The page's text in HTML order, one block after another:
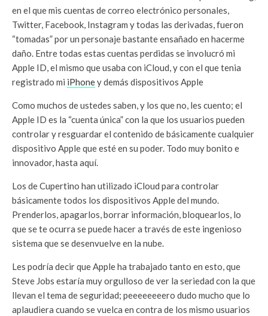
en el que mis cuentas de correo electrónico personales,
Twitter, Facebook, Instagram y todas las derivadas, fueron
“tomadas” por un personaje bastante ensañado en hacerme
daño. Entre todas estas cuentas perdidas se involucró mi
Apple ID, el mismo que usaba con iCloud, y con el que tenia
registrado mi iPhoney demás dispositivos Apple
Como muchos de ustedes saben, y los que no, les cuento; el
Apple ID es la “cuenta única” con la que los usuarios pueden
controlar y resguardar el contenido de básicamente cualquier
dispositivo Apple que esté en su poder. Todo muy bonito e
innovador, hasta aquí.
Los de Cupertino han utilizado iCloud para controlar
básicamente todos los dispositivos Apple del mundo.
Prenderlos, apagarlos, borrar información, bloquearlos, lo
que se te ocurra se puede hacer a través de este ingenioso
sistema que se desenvuelve en la nube.
Les podría decir que Apple ha trabajado tanto en esto, que
Steve Jobs estaría muy orgulloso de ver la seriedad con la que
llevan el tema de seguridad; peeeeeeeero dudo mucho que lo
aplaudiera cuando se vuelca en contra de los mismo usuarios